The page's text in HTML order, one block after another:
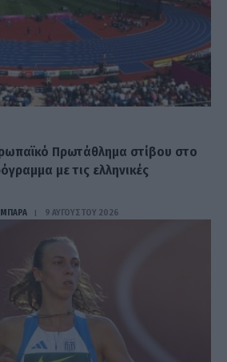
Πρωτάθλημα στίβου στο
με τις ελληνικές
9 ΑΥΓΟΎΣΤΟΥ 2026